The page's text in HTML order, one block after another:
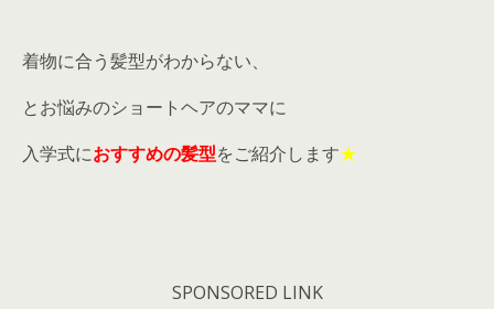
着物に合う髪型がわからない、
とお悩みのショートヘアのママに
入学式におすすめの髪型をご紹介します★
SPONSORED LINK